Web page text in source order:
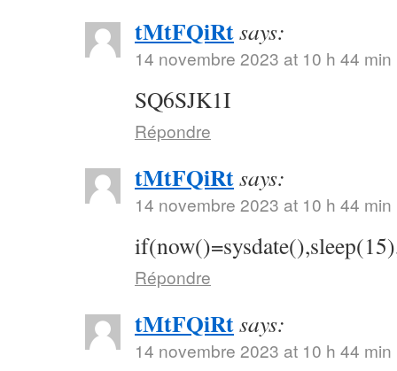
tMtFQiRtsays:
14 novembre 2023 at 10 h 44 min
SQ6SJK1I
Répondre
tMtFQiRtsays:
14 novembre 2023 at 10 h 44 min
Répondre
tMtFQiRtsays:
14 novembre 2023 at 10 h 44 min